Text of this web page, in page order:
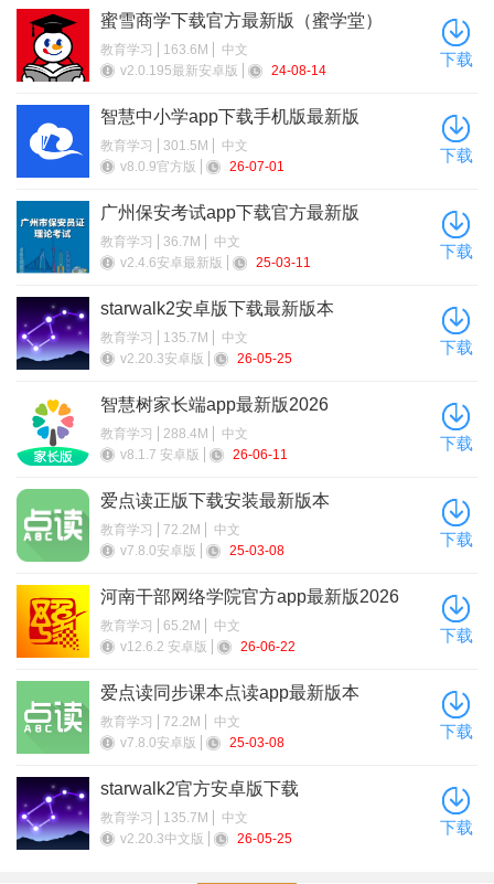
5、在“我”查看自己的学习进度和计划。
蜜雪商学下载官方最新版（蜜学堂）
教育学习 163.6M
中文
v2.0.195最新安卓版
24-08-14
下载
智慧中小学app下载手机版最新版
教育学习 301.5M
中文
v8.0.9官方版
26-07-01
下载
广州保安考试app下载官方最新版
教育学习 36.7M
中文
v2.4.6安卓最新版
25-03-11
下载
starwalk2安卓版下载最新版本
教育学习 135.7M
中文
v2.20.3安卓版
26-05-25
下载
智慧树家长端app最新版2026
教育学习 288.4M
中文
v8.1.7 安卓版
26-06-11
下载
爱点读正版下载安装最新版本
教育学习 72.2M
中文
v7.8.0安卓版
25-03-08
下载
河南干部网络学院官方app最新版2026
教育学习 65.2M
中文
v12.6.2 安卓版
26-06-22
下载
爱点读同步课本点读app最新版本
教育学习 72.2M
中文
v7.8.0安卓版
25-03-08
下载
starwalk2官方安卓版下载
教育学习 135.7M
中文
v2.20.3中文版
26-05-25
下载